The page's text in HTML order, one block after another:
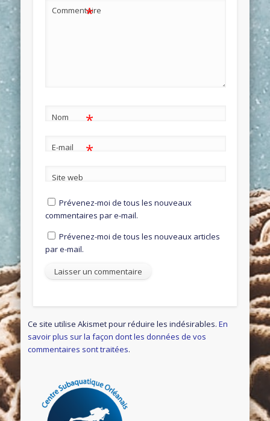
Commentaire
*
Nom *
E-mail *
Site web
Prévenez-moi de tous les nouveaux
commentaires par e-mail.
Prévenez-moi de tous les nouveaux articles
par e-mail.
Ce site utilise Akismet pour réduire les indésirables.En
savoir plus sur la façon dont les données de vos
commentaires sont traitées.